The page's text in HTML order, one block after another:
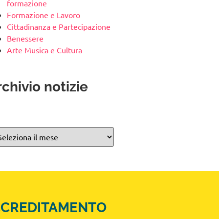
formazione
Formazione e Lavoro
Cittadinanza e Partecipazione
Benessere
Arte Musica e Cultura
notizie